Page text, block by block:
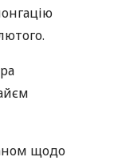
щодо